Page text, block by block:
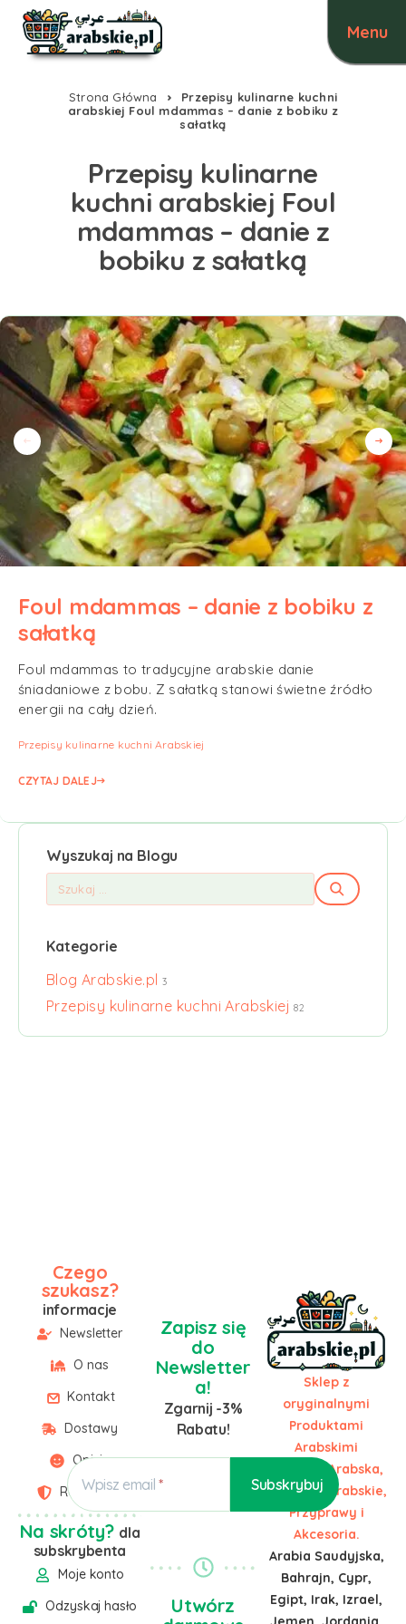
Strona Główna
Przepisy kulinarne kuchni
arabskiej Foul mdammas – danie z bobiku z
sałatką
Przepisy kulinarne
kuchni arabskiej Foul
mdammas – danie z
bobiku z sałatką
Foul mdammas – danie z bobiku z
sałatką
Foul mdammas to tradycyjne arabskie danie
śniadaniowe z bobu. Z sałatką stanowi świetne źródło
energii na cały dzień.
Przepisy kulinarne kuchni Arabskiej
CZYTAJ DALEJ
Wyszukaj na Blogu
Kategorie
Blog Arabskie.pl 3
Przepisy kulinarne kuchni Arabskiej 82
Czego
szukasz?
informacje
Newsletter
O nas
Kontakt
Dostawy
Opinie
Regulamin
Na skróty? dla
subskrybenta
Moje konto
Odzyskaj hasło
Sklep z
oryginalnymi
Produktami
Arabskimi
Żywność Arabska,
Słodycze Arabskie,
Przyprawy i
Akcesoria.
Arabia Saudyjska,
Bahrajn, Cypr,
Egipt, Irak, Izrael,
Zapisz się
do
Newsletter
a!
Zgarnij -3%
Rabatu!
Wpisz email
Utwórz